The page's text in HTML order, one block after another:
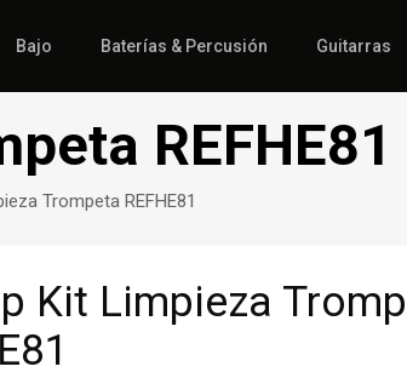
Bajo Baterías & Percusión Guitarras
REFHE81
Trompeta REFHE81
Kit Limpieza